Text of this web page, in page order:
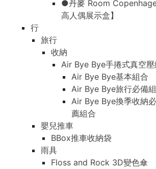
●丹麥 Room
高人偶展示盒】
行
旅行
收納
Air Bye Bye手捲式真空壓
Air Bye Bye基本組合
Air Bye Bye旅行必備
Air Bye Bye換季收納
薦組合
嬰兒推車
BBox推車收納袋
雨具
Floss and Rock 3D變色傘